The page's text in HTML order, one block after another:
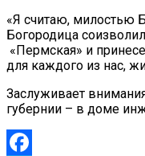
«Я считаю, милостью
Богородица
«Пермская» и
для каждого из нас,
Заслуживает
губернии – в доме